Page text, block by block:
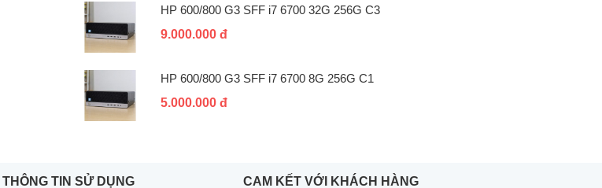
HP 600/800 G3 SFF i7 6700 32G 256G C3
9.000.000 đ
HP 600/800 G3 SFF i7 6700 8G 256G C1
5.000.000 đ
THÔNG TIN SỬ DỤNG CAM KẾT VỚI KHÁCH HÀNG